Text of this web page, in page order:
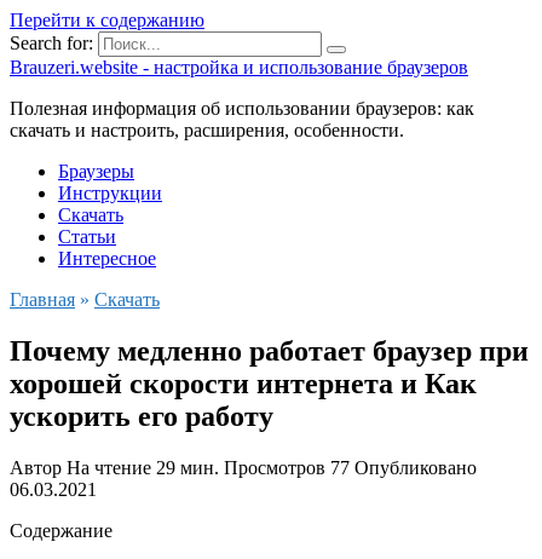
Перейти к содержанию
Search for:
Brauzeri.website - настройка и использование браузеров
Полезная информация об использовании браузеров: как
скачать и настроить, расширения, особенности.
Браузеры
Инструкции
Скачать
Статьи
Интересное
Главная » Скачать
Почему медленно работает браузер при
хорошей скорости интернета и Как
ускорить его работу
Автор На чтение 29 мин. Просмотров 77 Опубликовано
06.03.2021
Содержание